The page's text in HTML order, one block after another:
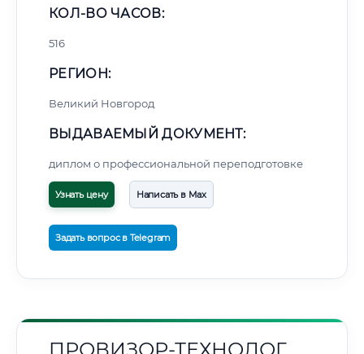
КОЛ-ВО ЧАСОВ:
516
РЕГИОН:
Великий Новгород
ВЫДАВАЕМЫЙ ДОКУМЕНТ:
диплом о профессиональной переподготовке
Узнать цену Написать в Max
Задать вопрос в Telegram